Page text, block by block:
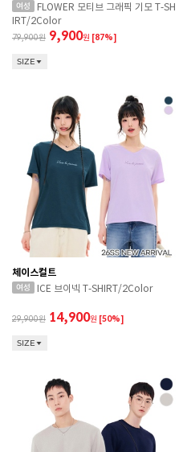
FLOWER 모티브 그래픽 기모 T-SH
IRT/2Color
79,900 9,900원 [87%]
SIZE
체이스컬트
ICE 브이넥 T-SHIRT/2Color
29,900 14,900원 [50%]
SIZE